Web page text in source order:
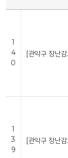
1
4
0
[관악구 장난
1
3
9
[관악구 장난